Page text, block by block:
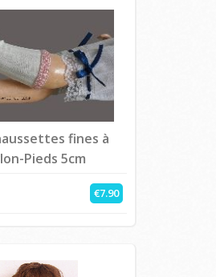
fines à
Pieds 5cm
€7.90